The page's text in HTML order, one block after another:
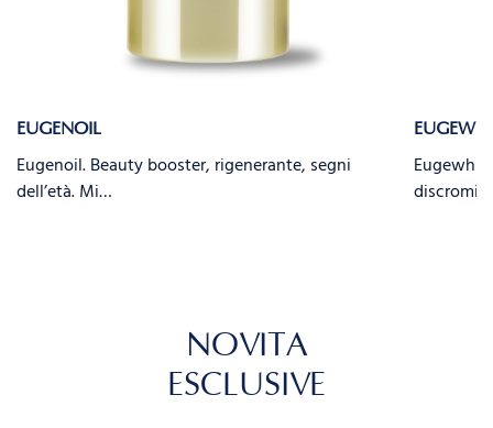
EUGENOIL
Eugenoil. Beauty booster, rigenerante, segni
dell’età. Mi…
NOVITÀ
ESCLUSIVE